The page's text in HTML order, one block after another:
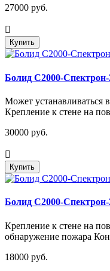
27000 руб.
Купить
Болид С2000-
Может устанавливаться
Крепление к стене на
30000 руб.
Купить
Болид С2000-
Крепление к стене на
обнаружение пожара
18000 руб.